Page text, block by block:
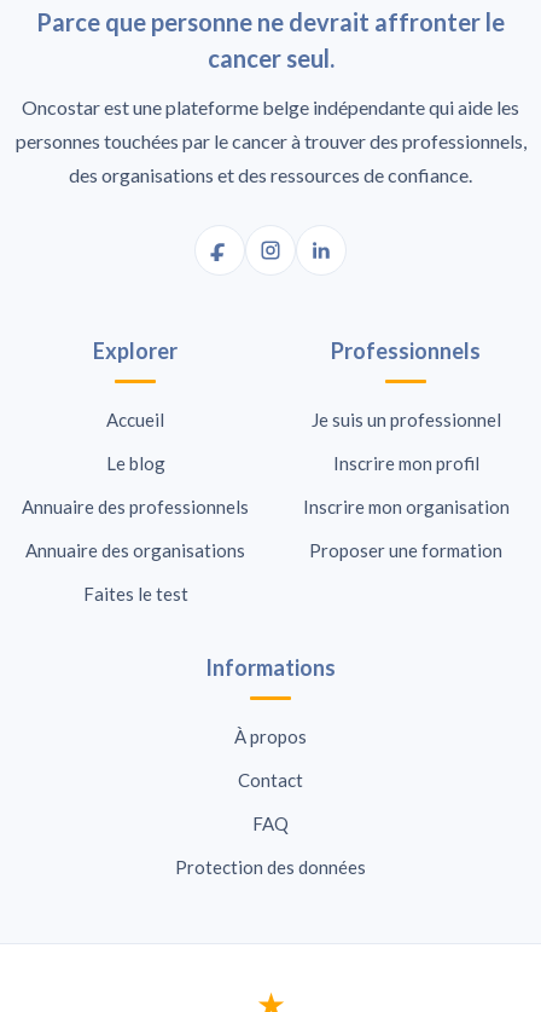
Parce que personne ne devrait affronter le
cancer seul.
Oncostar est une plateforme belge indépendante qui aide les
personnes touchées par le cancer à trouver des professionnels,
des organisations et des ressources de confiance.
Explorer
Accueil
Le blog
Annuaire des professionnels
Annuaire des organisations
Faites le test
Professionnels
Je suis un professionnel
Inscrire mon profil
Inscrire mon organisation
Proposer une formation
Informations
À propos
Contact
FAQ
Protection des données
★